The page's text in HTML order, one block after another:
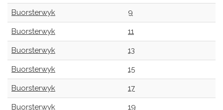
Buorsterwyk 9
Buorsterwyk 11
Buorsterwyk 13
Buorsterwyk 15
Buorsterwyk 17
Buorsterwyk 19